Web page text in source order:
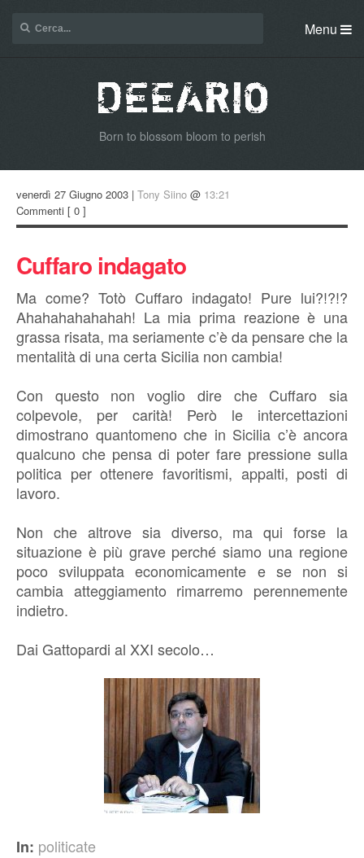
Menu
Born to blossom bloom to perish
venerdì 27 Giugno 2003 | Tony Siino @ 13:21
Commenti [ 0 ]
Cuffaro indagato
Ma come? Totò Cuffaro indagato! Pure lui?!?!?
Ahahahahahahah! La mia prima reazione è una
grassa risata, ma seriamente c’è da pensare che la
mentalità di una certa Sicilia non cambia!
Con questo non voglio dire che Cuffaro sia
colpevole, per carità! Però le intercettazioni
dimostrano quantomeno che in Sicilia c’è ancora
qualcuno che pensa di poter fare pressione sulla
politica per ottenere favoritismi, appalti, posti di
lavoro.
Non che altrove sia diverso, ma qui forse la
situazione è più grave perché siamo una regione
poco sviluppata economicamente e se non si
cambia atteggiamento rimarremo perennemente
indietro.
Dai Gattopardi al XXI secolo…
In: politicate